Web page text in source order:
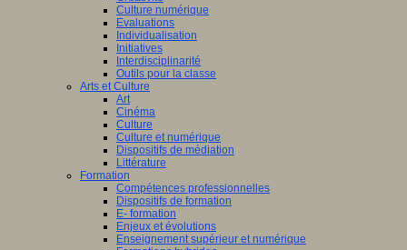
Culture numérique
Evaluations
Individualisation
Initiatives
Interdisciplinarité
Outils pour la classe
Arts et Culture
Art
Cinéma
Culture
Culture et numérique
Dispositifs de médiation
Littérature
Formation
Compétences professionnelles
Dispositifs de formation
E- formation
Enjeux et évolutions
Enseignement supérieur et numérique